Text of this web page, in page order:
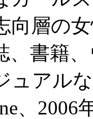
向層の
、書籍
ュアル
、